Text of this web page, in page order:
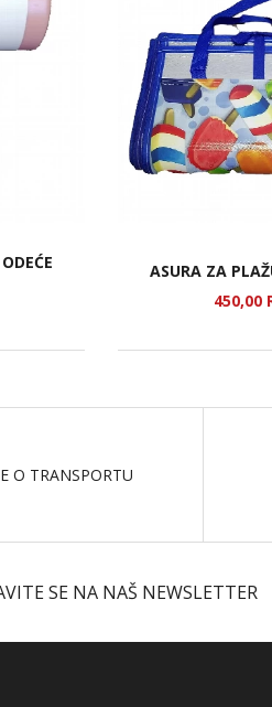
ASURA ZA
450,00
O TRANSPORTU
SE NA NAŠ NEWSLETTER